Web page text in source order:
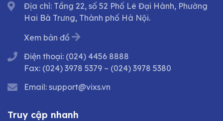
Địa chỉ: Tầng 22, số 52 Phố Lê Đại Hành, Phường
Hai Bà Trưng, Thành phố Hà Nội.
Xem bản đồ
Điện thoại: (024) 4456 8888
Fax: (024) 3978 5379 – (024) 3978 5380
Email: support@vixs.vn
Truy cập nhanh